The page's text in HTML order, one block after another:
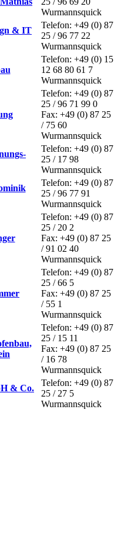
Wurmannsquick
& IT
Telefon: +49 (0) 87
25 / 96 77 22
Wurmannsquick
Telefon: +49 (0) 15
12 68 80 61 7
Wurmannsquick
Telefon: +49 (0) 87
25 / 96 71 99 0
Fax: +49 (0) 87 25
/ 75 60
Wurmannsquick
Telefon: +49 (0) 87
25 / 17 98
Wurmannsquick
Telefon: +49 (0) 87
25 / 96 77 91
Wurmannsquick
Telefon: +49 (0) 87
25 / 20 2
Fax: +49 (0) 87 25
/ 91 02 40
Wurmannsquick
Telefon: +49 (0) 87
25 / 66 5
Fax: +49 (0) 87 25
/ 55 1
Wurmannsquick
Telefon: +49 (0) 87
25 / 15 11
Fax: +49 (0) 87 25
/ 16 78
Wurmannsquick
& Co.
Telefon: +49 (0) 87
25 / 27 5
Wurmannsquick